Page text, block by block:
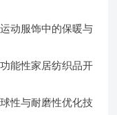
动服饰中的保暖与
能性家居纺织品开
性与耐磨性优化技